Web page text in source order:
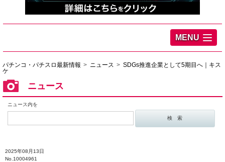
MENU
パチンコ・パチスロ最新情報 ニュース
SDGs推進企業として5期目へ｜キス
ケ
ニュース
ニュース内を
2025年08月13日
No.10004961